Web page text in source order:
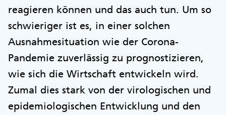
reagieren können und das auch tun. Um so
schwieriger ist es, in einer solchen
Ausnahmesituation wie der Corona-
Pandemie zuverlässig zu prognostizieren,
wie sich die Wirtschaft entwickeln wird.
Zumal dies stark von der virologischen und
epidemiologischen Entwicklung und den